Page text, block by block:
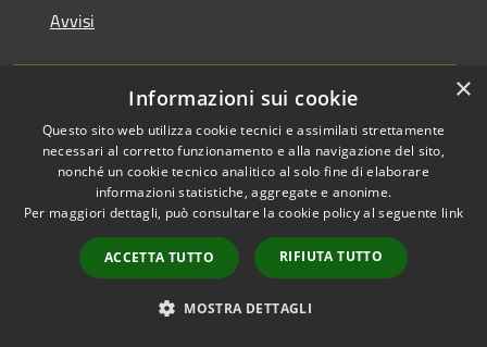
Avvisi
VIVERE IL COMUNE
Luoghi
Eventi
CONTATTI
Comune di Pero
Piazza Marconi, 2 20016 Pero (MI) - 20016 - Pero
Codice Fiscale: 86502820151
×
Informazioni sui cookie
Questo sito web utilizza cookie tecnici e assimilati strettamente
necessari al corretto funzionamento e alla navigazione del sito,
nonché un cookie tecnico analitico al solo fine di elaborare
informazioni statistiche, aggregate e anonime.
Per maggiori dettagli, può consultare la cookie policy al seguente link
ACCETTA TUTTO RIFIUTA TUTTO
MOSTRA DETTAGLI